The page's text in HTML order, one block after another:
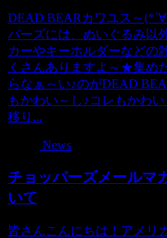
DEAD BEARカワユス～
パーズには、ぬいぐるみ以
カーやキーホルダーなどの
くさんありますよ～★集め
らなぁ～い♪のがDEAD
もかわい～し♪コレもかわい
移り...
News
チョッパーズメールマ
いて
皆さんこんにちは！アメリ